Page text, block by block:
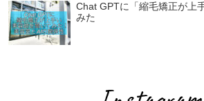
Chat GPTに「縮毛矯正が上
みた